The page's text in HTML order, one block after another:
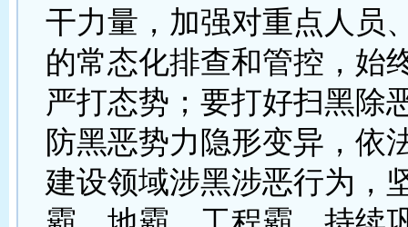
干力量，加强对重点人员
的常态化排查和管控，始
严打态势；要打好扫黑除
防黑恶势力隐形变异，依
建设领域涉黑涉恶行为，